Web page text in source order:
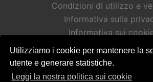
Utilizziamo i cookie per mantenere la
utente e generare statistiche.
Leggi la nostra politica sui cookie
Condizioni di utilizzo e
Informativa sulla
Informativa sui
Politica sulla sicurezza dei
Aiuto / Contatto